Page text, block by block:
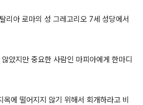
리아 로마의 성 그레고리오 7세 성당에서
았지만 중요한 사람인 마피아에게 한마디
에 떨어지지 않기 위해서 회개하라고 비